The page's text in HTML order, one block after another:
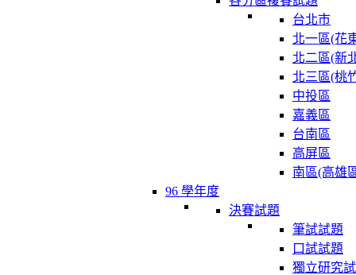
台北市
北一區(花
北二區(新
北三區(桃
中投區
嘉義區
台南區
高屏區
南區(高雄
96 學年度
決賽試題
筆試試題
口試試題
獨立研究